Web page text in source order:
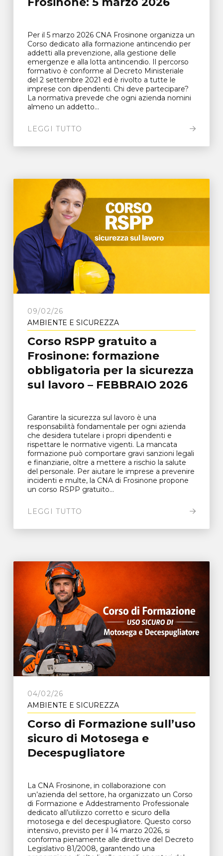
Per il 5 marzo 2026 CNA Frosinone organizza un
Corso dedicato alla formazione antincendio per
addetti alla prevenzione, alla gestione delle
emergenze e alla lotta antincendio. Il percorso
formativo è conforme al Decreto Ministeriale
del 2 settembre 2021 ed è rivolto a tutte le
imprese con dipendenti. Chi deve partecipare?
La normativa prevede che ogni azienda nomini
almeno un addetto...
LEGGI TUTTO
09/02/26
AMBIENTE E SICUREZZA
Corso RSPP gratuito a
Frosinone: formazione
obbligatoria per la sicurezza
sul lavoro – FEBBRAIO 2026
Garantire la sicurezza sul lavoro è una
responsabilità fondamentale per ogni azienda
che desidera tutelare i propri dipendenti e
rispettare le normative vigenti. La mancata
formazione può comportare gravi sanzioni legali
e finanziarie, oltre a mettere a rischio la salute
del personale. Per aiutare le imprese a prevenire
incidenti e multe, la CNA di Frosinone propone
un corso RSPP gratuito...
LEGGI TUTTO
04/02/26
AMBIENTE E SICUREZZA
Corso di Formazione sull’uso
sicuro di Motosega e
Decespugliatore
La CNA Frosinone, in collaborazione con
un’azienda del settore, ha organizzato un Corso
di Formazione e Addestramento Professionale
dedicato all’utilizzo corretto e sicuro della
motosega e del decespugliatore. Questo corso
intensivo, previsto per il 14 marzo 2026, si
conforma pienamente alle direttive del Decreto
Legislativo 81/2008, garantendo una